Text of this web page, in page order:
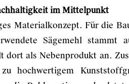
im Mittelpunkt
Materialkonzept. Für die
Sägemehl stammt
dort als Nebenprodukt an.
hochwertigem